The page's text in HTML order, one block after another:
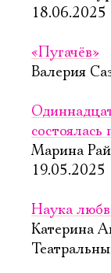
18.06.2025
«Пугачёв»
Валерия
Марина
19.05.2025
Наука
Катерина